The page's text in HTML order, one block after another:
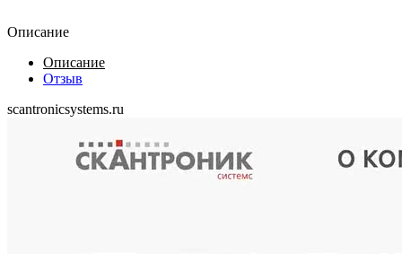
Описание
Описание
Отзыв
scantronicsystems.ru